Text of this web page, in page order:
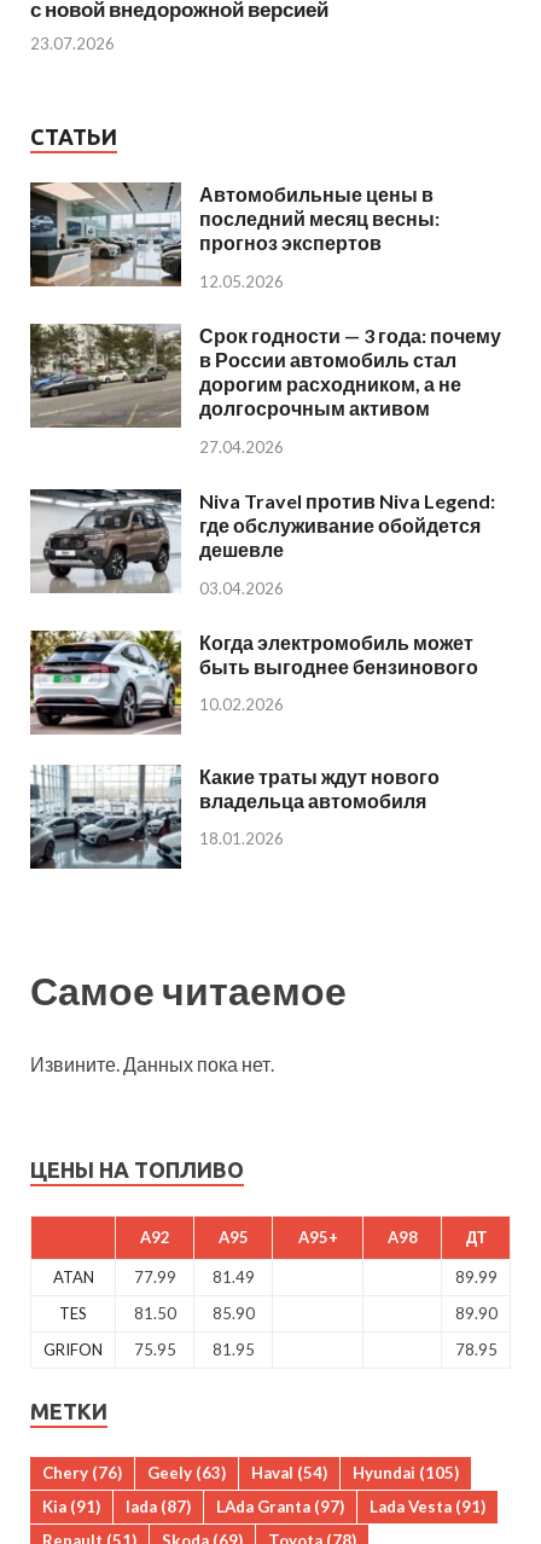
с новой внедорожной версией
23.07.2026
СТАТЬИ
Автомобильные цены в
последний месяц весны:
прогноз экспертов
12.05.2026
Срок годности — 3 года: почему
в России автомобиль стал
дорогим расходником, а не
долгосрочным активом
27.04.2026
Niva Travel против Niva Legend:
где обслуживание обойдется
дешевле
03.04.2026
Когда электромобиль может
быть выгоднее бензинового
10.02.2026
Какие траты ждут нового
владельца автомобиля
18.01.2026
Самое читаемое
Извините. Данных пока нет.
ЦЕНЫ НА ТОПЛИВО
A92 A95 A95+ A98 ДТ
ATAN 77.99 81.49
89.99
TES
81.50 85.90
89.90
GRIFON
75.95 81.95 78.95
МЕТКИ
Chery (76) Geely (63) Haval (54) Hyundai (105)
Kia (91) lada (87) LAda Granta (97) Lada Vesta (91)
Renault (51) Skoda (69) Toyota (78)